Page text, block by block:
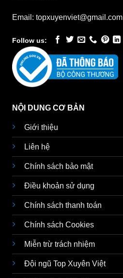
Email: topxuyenviet@gmail.com
Follow us:
NỘI DUNG CƠ BẢN
Giới thiệu
Liên hệ
Chính sách bảo mật
Điều khoản sử dụng
Chính sách thanh toán
Chính sách Cookies
Miễn trừ trách nhiệm
Đội ngũ Top Xuyên Việt